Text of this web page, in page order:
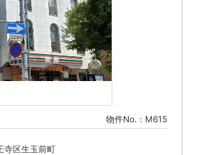
物件No.：M615
寺区生玉前町